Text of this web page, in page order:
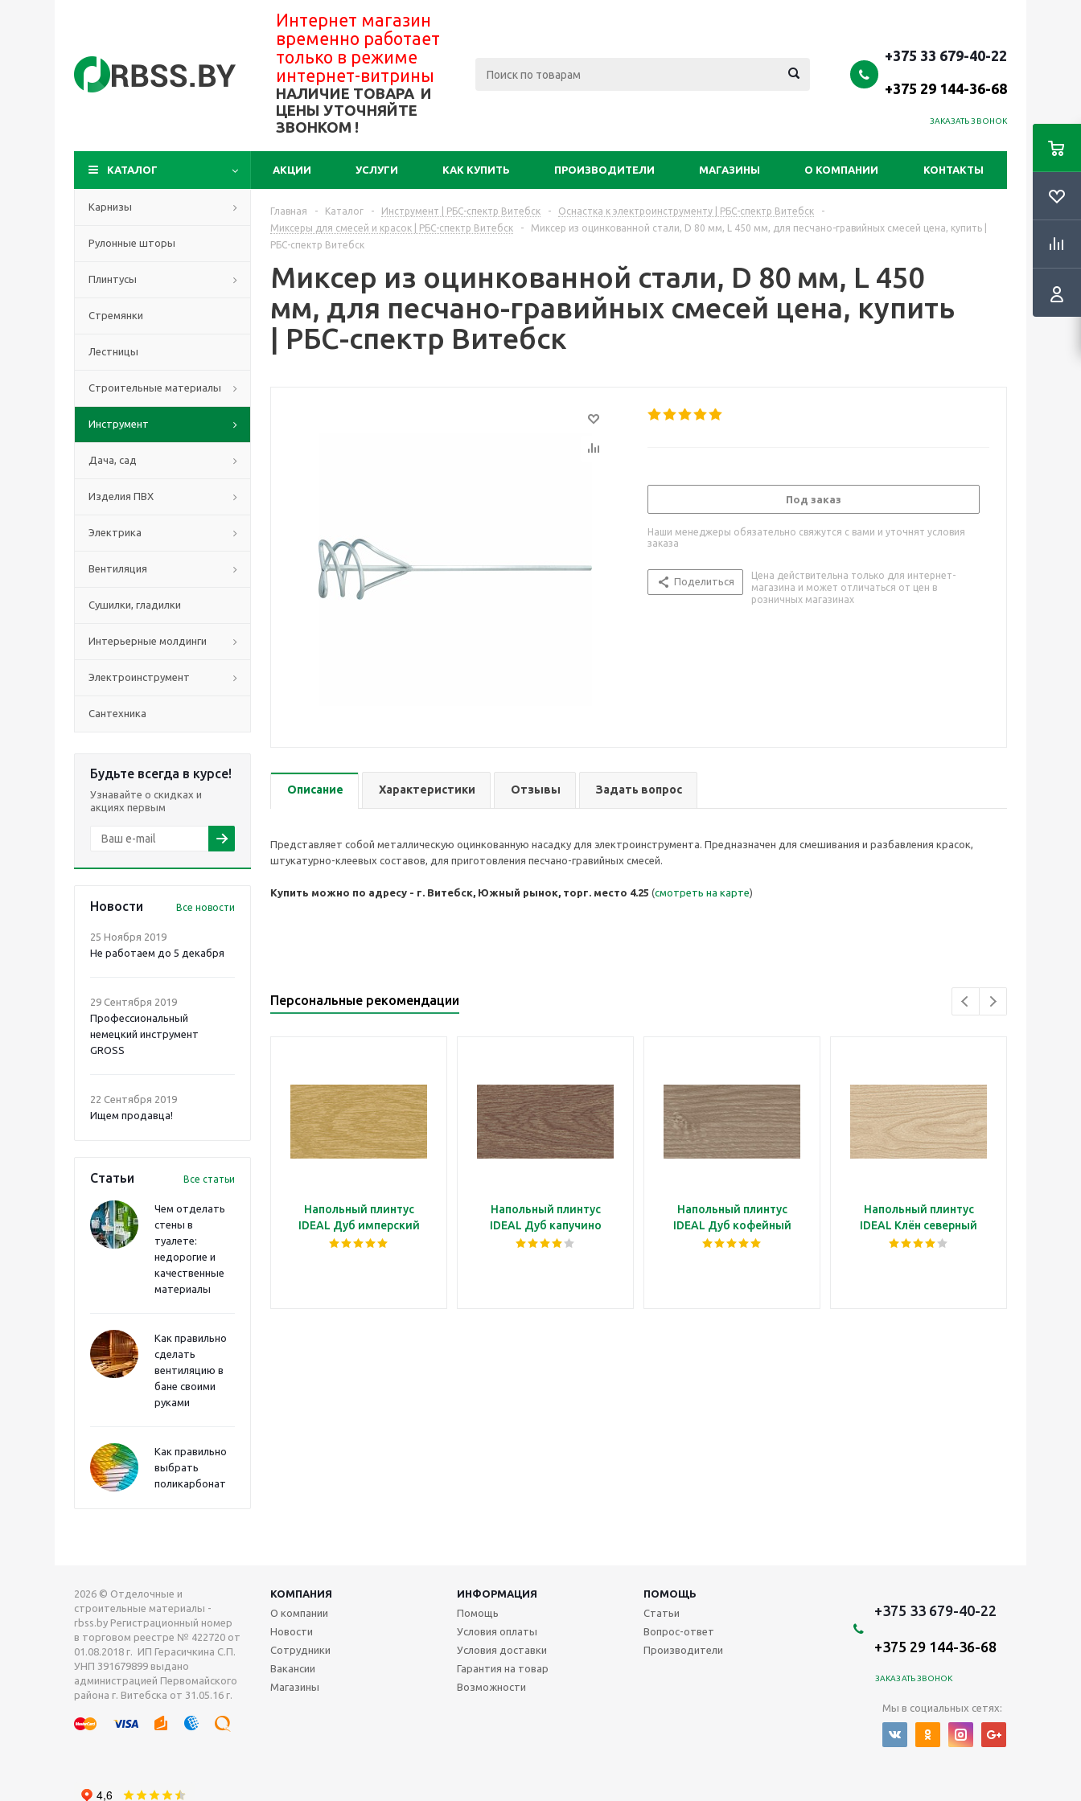
Интернет магазин
временно работает
только в режиме
интернет-витрины
НАЛИЧИЕ ТОВАРА И
ЦЕНЫ УТОЧНЯЙТЕ
ЗВОНКОМ !
+375 33 679-40-22
+375 29 144-36-68
ЗАКАЗАТЬ ЗВОНОК
КАТАЛОГ АКЦИИ УСЛУГИ КАК КУПИТЬ ПРОИЗВОДИТЕЛИ МАГАЗИНЫ О КОМПАНИИ КОНТАКТЫ
Карнизы
Рулонные шторы
Плинтусы
Стремянки
Лестницы
Строительные материалы
Инструмент
Дача, сад
Изделия ПВХ
Электрика
Вентиляция
Сушилки, гладилки
Интерьерные молдинги
Электроинструмент
Сантехника
Будьте всегда в курсе!
Узнавайте о скидках и
акциях первым
Новости Все новости
25 Ноября 2019
Не работаем до 5 декабря
29 Сентября 2019
Профессиональный
немецкий инструмент
GROSS
22 Сентября 2019
Ищем продавца!
Статьи Все статьи
Чем отделать
стены в
туалете:
недорогие и
качественные
материалы
Как правильно
сделать
вентиляцию в
бане своими
руками
Как правильно
выбрать
поликарбонат
Главная - Каталог - Инструмент | РБС-спектр Витебск - Оснастка к электроинструменту | РБС-спектр Витебск
-
Миксеры для смесей и красок | РБС-спектр Витебск
-
Миксер из оцинкованной стали, D 80 мм, L 450 мм, для песчано-гравийных смесей цена, купить |
РБС-спектр Витебск
Миксер из оцинкованной стали, D 80 мм, L 450
мм, для песчано-гравийных смесей цена, купить
| РБС-спектр Витебск
Под заказ
Наши менеджеры обязательно свяжутся с вами и уточнят условия
заказа
Поделиться
Цена действительна только для интернет-
магазина и может отличаться от цен в
розничных магазинах
Описание Характеристики Отзывы Задать вопрос
Представляет собой металлическую оцинкованную насадку для электроинструмента. Предназначен для смешивания и разбавления красок,
штукатурно-клеевых составов, для приготовления песчано-гравийных смесей.
Купить можно по адресу - г. Витебск, Южный рынок, торг. место 4.25 (смотреть на карте)
Персональные рекомендации
Напольный плинтус
IDEAL Дуб имперский
Напольный плинтус
IDEAL Дуб капучино
Напольный плинтус
IDEAL Дуб кофейный
Напольный плинтус
IDEAL Клён северный
2026 © Отделочные и
строительные материалы -
rbss.by Регистрационный номер
в торговом реестре № 422720 от
01.08.2018 г. ИП Герасичкина С.П.
УНП 391679899 выдано
администрацией Первомайского
района г. Витебска от 31.05.16 г.
КОМПАНИЯ ИНФОРМАЦИЯ
ПОМОЩЬ
О компании
Новости
Сотрудники
Вакансии
Магазины
Помощь
Условия оплаты
Условия доставки
Гарантия на товар
Возможности
Статьи
Вопрос-ответ
Производители
+375 33 679-40-22
+375 29 144-36-68
ЗАКАЗАТЬ ЗВОНОК
Мы в социальных сетях: